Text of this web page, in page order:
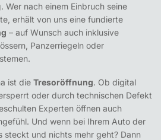
Wer nach einem Einbruch seine
erhält von uns eine fundierte
– auf Wunsch auch inklusive
Panzerriegeln oder
ist die Tresoröffnung. Ob digital
oder durch technischen Defekt
Experten öffnen auch
Und wenn bei Ihrem Auto der
steckt und nichts mehr geht? Dann